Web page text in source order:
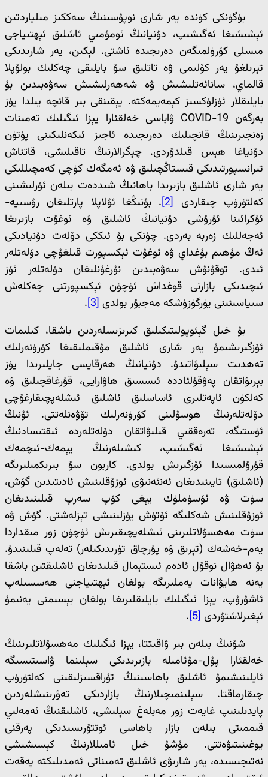
بۈگۈنكى كۈندە يەر شارى نوپۇسىنىڭ سەككىز مىلياردتىن
ئېشىشىغا ئەگىشىپ، دۇنيانىڭ ئومۇمىي ئاشلىق ئېھتىياجى
مىسلى كۆرۈلمىگەن دەرىجىدە ئاشتى. لېكىن، يەر شارىدىكى
تېرىلغۇ يەر كۆلىمى ۋە تاتلىق سۇ بايلىقى چەكلىك بولۇپلا
قالماي، سانائەتلىشىش ۋە شەھەرلىشىش سەۋەبىدىن بۇ
بايلىقلار ئۈزلۈكسىز كېمەيمەكتە. يېقىنقى بىر قانچە يىلدا يۈز
بەرگەن COVID-19 ۋاباسى خەلقئارا يېزا ئىگىلىك تەمىنات
زەنجىرىنىڭ قانچىلىك دەرىجىدە ئاجىز ئىكەنلىكىنى پۈتۈن
دۇنياغا ھېس قىلدۇردى. چېگرالارنىڭ تاقىلىشى، قاتناش
تىرانسپورتىدىكى قىستاڭچىلىق ۋە ئەمگەك كۈچى كەمچىللىكى
يەر شارى ئاشلىق بازىرىدا باھانىڭ شىددەت بىلەن ئۆرلىشىنى
كەلتۈرۈپ چىقاردى[2] . بۇنىڭغا ئۇلاپلا پارتلىغان رۇسىيە-
ئۇكرائىنا ئۇرۇشى دۇنيانىڭ ئاشلىق ۋە ئوغۇت بازىرىغا
ئەجەللىك زەربە بەردى. چۈنكى بۇ ئىككى دۆلەت دۇنيادىكى
ئەڭ مۇھىم بۇغداي ۋە ئوغۇت ئېكسپورت قىلغۇچى دۆلەتلەر
ئىدى. توقۇنۇش سەۋەبىدىن نۇرغۇنلىغان دۆلەتلەر ئۆز
ئىچىدىكى بازارنى قوغداش ئۈچۈن ئېكسپورتنى چەكلەش
سىياسىتىنى يۈرگۈزۈشكە مەجبۇر بولدى [3]
.
بۇ خىل گېئوپولىتىكىلىق كىرىزىسلەردىن باشقا، كىلىمات
ئۆزگىرىشىمۇ يەر شارى ئاشلىق مۇقىملىقىغا كۆرۈنەرلىك
تەھدىت سېلىۋاتىدۇ. دۇنيانىڭ ھەرقايسى جايلىرىدا يۈز
بېرىۋاتقان پەۋقۇلئاددە ئىسسىق ھاۋارايى، قۇرغاقچىلىق ۋە
كەلكۈن ئاپەتلىرى ئاساسلىق ئاشلىق ئىشلەپچىقارغۇچى
دۆلەتلەرنىڭ ھوسۇلىنى كۆرۈنەرلىك تۆۋەنلەتتى. ئۇنىڭ
ئۈستىگە، تەرەققىي قىلىۋاتقان دۆلەتلەردە ئىقتىسادنىڭ
ئېشىشىغا ئەگىشىپ، كىشىلەرنىڭ يېمەك-ئىچمەك
قۇرۇلمىسىدا ئۆزگىرىش بولدى. كاربون سۇ بىرىكمىلىرىگە
(ئاشلىق) تايىنىدىغان ئەنئەنىۋى ئوزۇقلىنىش ئادىتىدىن گۆش،
سۈت ۋە ئۆسۈملۈك يېغى كۆپ سەرپ قىلىنىدىغان
ئوزۇقلىنىش شەكلىگە ئۆتۈش يۈزلىنىشى تېزلەشتى. گۆش ۋە
سۈت مەھسۇلاتلىرىنى ئىشلەپچىقىرىش ئۈچۈن زور مىقداردا
يەم-خەشەك (تېرىق ۋە پۇرچاق تۈرىدىكىلەر) تەلەپ قىلىنىدۇ.
بۇ ئەھۋال نوقۇل ئادەم ئىستېمال قىلىدىغان ئاشلىقتىن باشقا
يەنە ھايۋانات يەملىرىگە بولغان ئېھتىياجنى ھەسسىلەپ
ئاشۇرۇپ، يېزا ئىگىلىك بايلىقلىرىغا بولغان بېسىمنى يەنىمۇ
ئېغىرلاشتۇردى [5]
.
شۇنىڭ بىلەن بىر ۋاقىتتا، يېزا ئىگىلىك مەھسۇلاتلىرىنىڭ
خەلقئارا پۇل-مۇئامىلە بازىرىدىكى سېلىنما ۋاسىتىسىگە
ئايلىنىشىمۇ ئاشلىق باھاسىنىڭ تۇراقسىزلىقىنى كەلتۈرۈپ
چىقارماقتا. سېلىنمىچىلارنىڭ بازاردىكى تەۋرىنىشلەردىن
پايدىلىنىپ غايەت زور مەبلەغ سېلىشى، ئاشلىقنىڭ ئەمەلىي
قىممىتى بىلەن بازار باھاسى ئوتتۇرىسىدىكى پەرقنى
يوغىنىتىۋەتتى. مۇشۇ خىل ئامىللارنىڭ كېسىشىشى
نەتىجىسىدە، يەر شارىۋى ئاشلىق تەمىناتى ئەمدىلىكتە پەقەت